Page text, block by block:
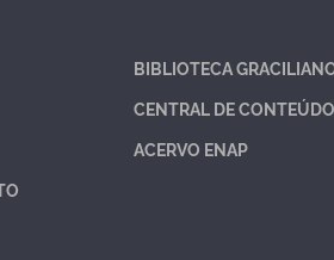
BIBLIOTECA
CENTRAL DE CONTEÚDO
ACERVO ENAP